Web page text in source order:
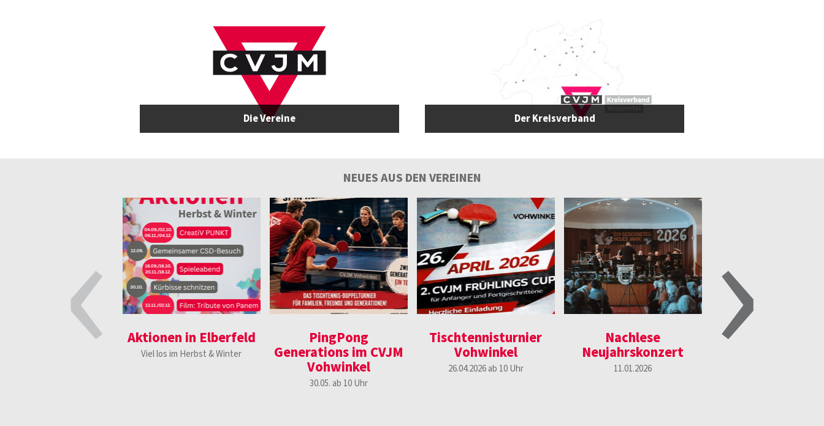
Die Vereine Der Kreisverband
NEUES AUS DEN VEREINEN
‹ Aktionen in Elberfeld
Viel los im Herbst & Winter
PingPong
Generations im CVJM
Vohwinkel
30.05. ab 10 Uhr
Tischtennisturnier
Vohwinkel
26.04.2026 ab 10 Uhr
Nachlese
Neujahrskonzert
11.01.2026 ›